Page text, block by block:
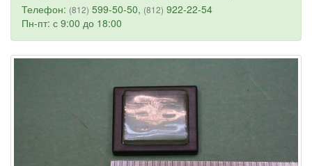
Телефон: (812) 599-50-50, (812) 922-22-54
Пн-пт: с 9:00 до 18:00